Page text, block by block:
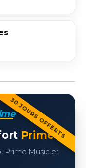
30 JOURS OFFERTS
Prime
Prime Music et